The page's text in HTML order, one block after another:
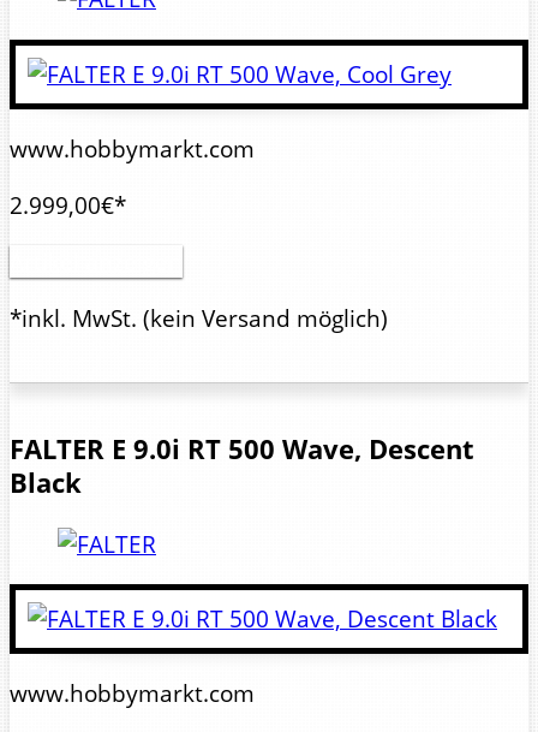
www.hobbymarkt.com
2.999,00€*
*inkl. MwSt. (kein Versand möglich)
FALTER E 9.0i RT 500 Wave, Descent
Black
www.hobbymarkt.com